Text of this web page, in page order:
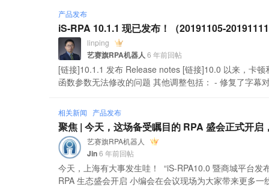
产品发布
iS-RPA 10.1.1 现已发布！（20191105-
linping
艺赛旗RPA机器人 6 年前回帖
[链接]10.1.1 发布 Release notes [链接]10.0 以来，卡
函数参数无法修改的问题 其他调整包括： - 修复了字幕
相关新闻 产品发布
聚焦 | 今天，这场备受瞩目的 RPA 盛会正式开启
艺赛旗RPA机器人
Jin6 年前回帖
今天，上海有大事发生哇！ “iS-RPA10.0 暨商城平台
RPA 生态盛会开启 小编会在会议现场为大家带来更多